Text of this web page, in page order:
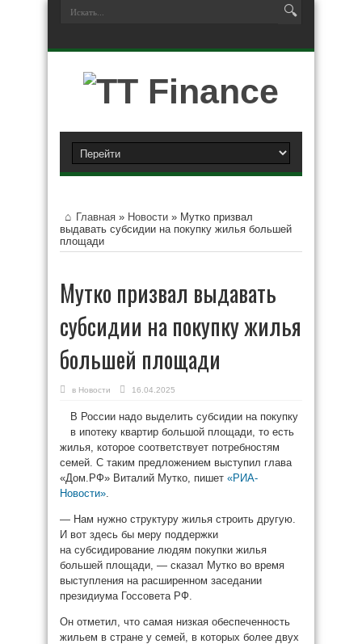
Главная » Новости » Мутко призвал
выдавать субсидии на покупку жилья большей
площади
Мутко призвал выдавать
субсидии на покупку жилья
большей площади
в Новости 16.04.2025
В России надо выделить субсидии на покупку
в ипотеку квартир большой площади, то есть
жилья, которое соответствует потребностям
семей. С таким предложением выступил глава
«Дом.РФ» Виталий Мутко, пишет «РИА-
Новости».
— Нам нужно структуру жилья строить другую.
И вот здесь бы меру поддержки
на субсидирование людям покупки жилья
большей площади, — сказал Мутко во время
выступления на расширенном заседании
президиума Госсовета РФ.
Он отметил, что самая низкая обеспеченность
жильем в стране у семей, в которых более двух